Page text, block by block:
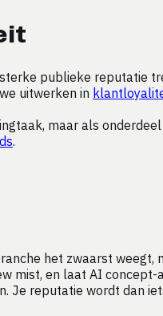
publieke reputatie
uitwerken in
maar als
.
het zwaarst
mist, en laat AI
Je reputatie wordt dan